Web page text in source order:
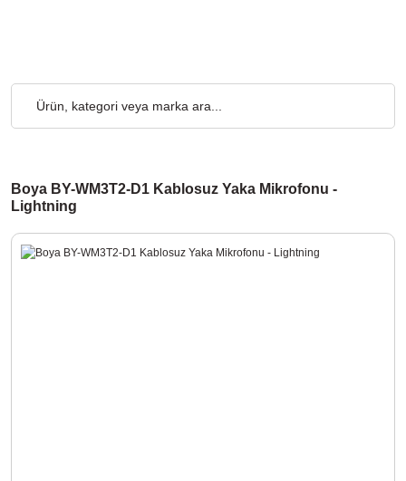
Boya BY-WM3T2-D1 Kablosuz Yaka Mikrofonu -
Lightning